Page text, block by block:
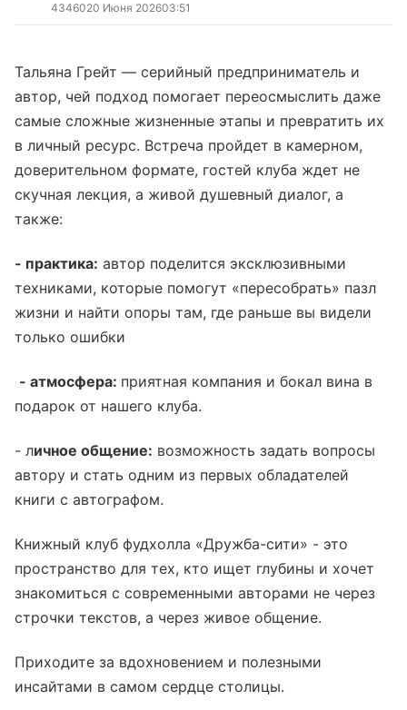
4346020 Июня 202603:51
Тальяна Грейт — серийный предприниматель и
автор, чей подход помогает переосмыслить даже
самые сложные жизненные этапы и превратить их
в личный ресурс. Встреча пройдет в камерном,
доверительном формате, гостей клуба ждет не
скучная лекция, а живой душевный диалог, а
также:
- практика: автор поделится эксклюзивными
техниками, которые помогут «пересобрать» пазл
жизни и найти опоры там, где раньше вы видели
только ошибки
- атмосфера: приятная компания и бокал вина в
подарок от нашего клуба.
- личное общение: возможность задать вопросы
автору и стать одним из первых обладателей
книги с автографом.
Книжный клуб фудхолла «Дружба-сити» - это
пространство для тех, кто ищет глубины и хочет
знакомиться с современными авторами не через
строчки текстов, а через живое общение.
Приходите за вдохновением и полезными
инсайтами в самом сердце столицы.